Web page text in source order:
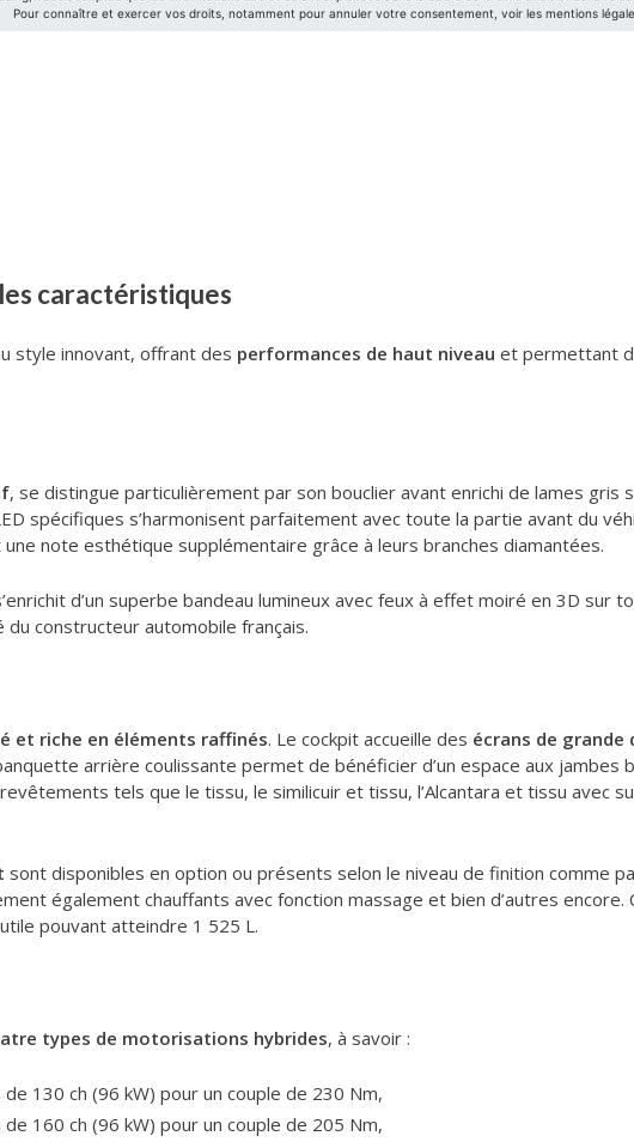
caractéristiques
style innovant, offrant des performances de haut niveau et permettant
, se distingue particulièrement par son bouclier avant enrichi de lames gris
spécifiques s’harmonisent parfaitement avec toute la partie avant du
note esthétique supplémentaire grâce à leurs branches diamantées.
d’un superbe bandeau lumineux avec feux à effet moiré en 3D sur
constructeur automobile français.
et riche en éléments raffinés. Le cockpit accueille des écrans de grande
arrière coulissante permet de bénéficier d’un espace aux jambes
tels que le tissu, le similicuir et tissu, l’Alcantara et tissu avec
sont disponibles en option ou présents selon le niveau de finition comme
également chauffants avec fonction massage et bien d’autres encore.
pouvant atteindre 1 525 L.
types de motorisations hybrides, à savoir :
130 ch (96 kW) pour un couple de 230 Nm,
160 ch (96 kW) pour un couple de 205 Nm,